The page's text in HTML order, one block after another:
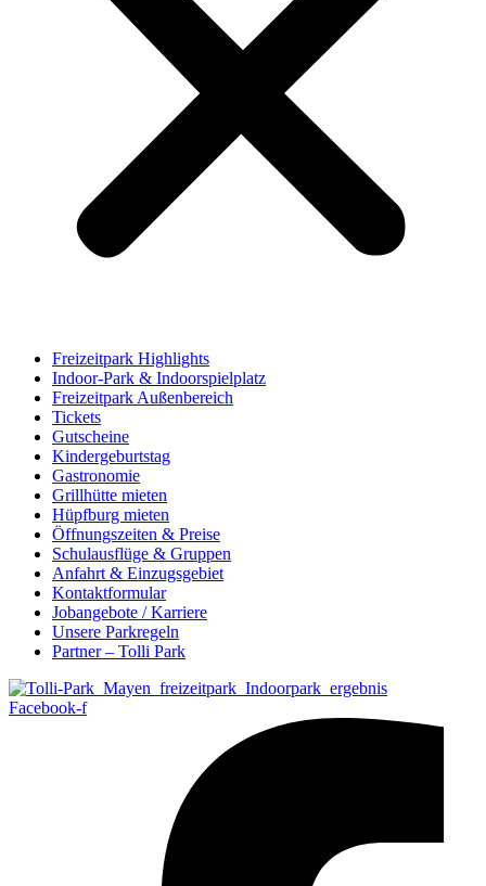
Freizeitpark Highlights
Indoor-Park & Indoorspielplatz
Freizeitpark Außenbereich
Tickets
Gutscheine
Kindergeburtstag
Gastronomie
Grillhütte mieten
Hüpfburg mieten
Öffnungszeiten & Preise
Schulausflüge & Gruppen
Anfahrt & Einzugsgebiet
Kontaktformular
Jobangebote / Karriere
Unsere Parkregeln
Partner – Tolli Park
Facebook-f